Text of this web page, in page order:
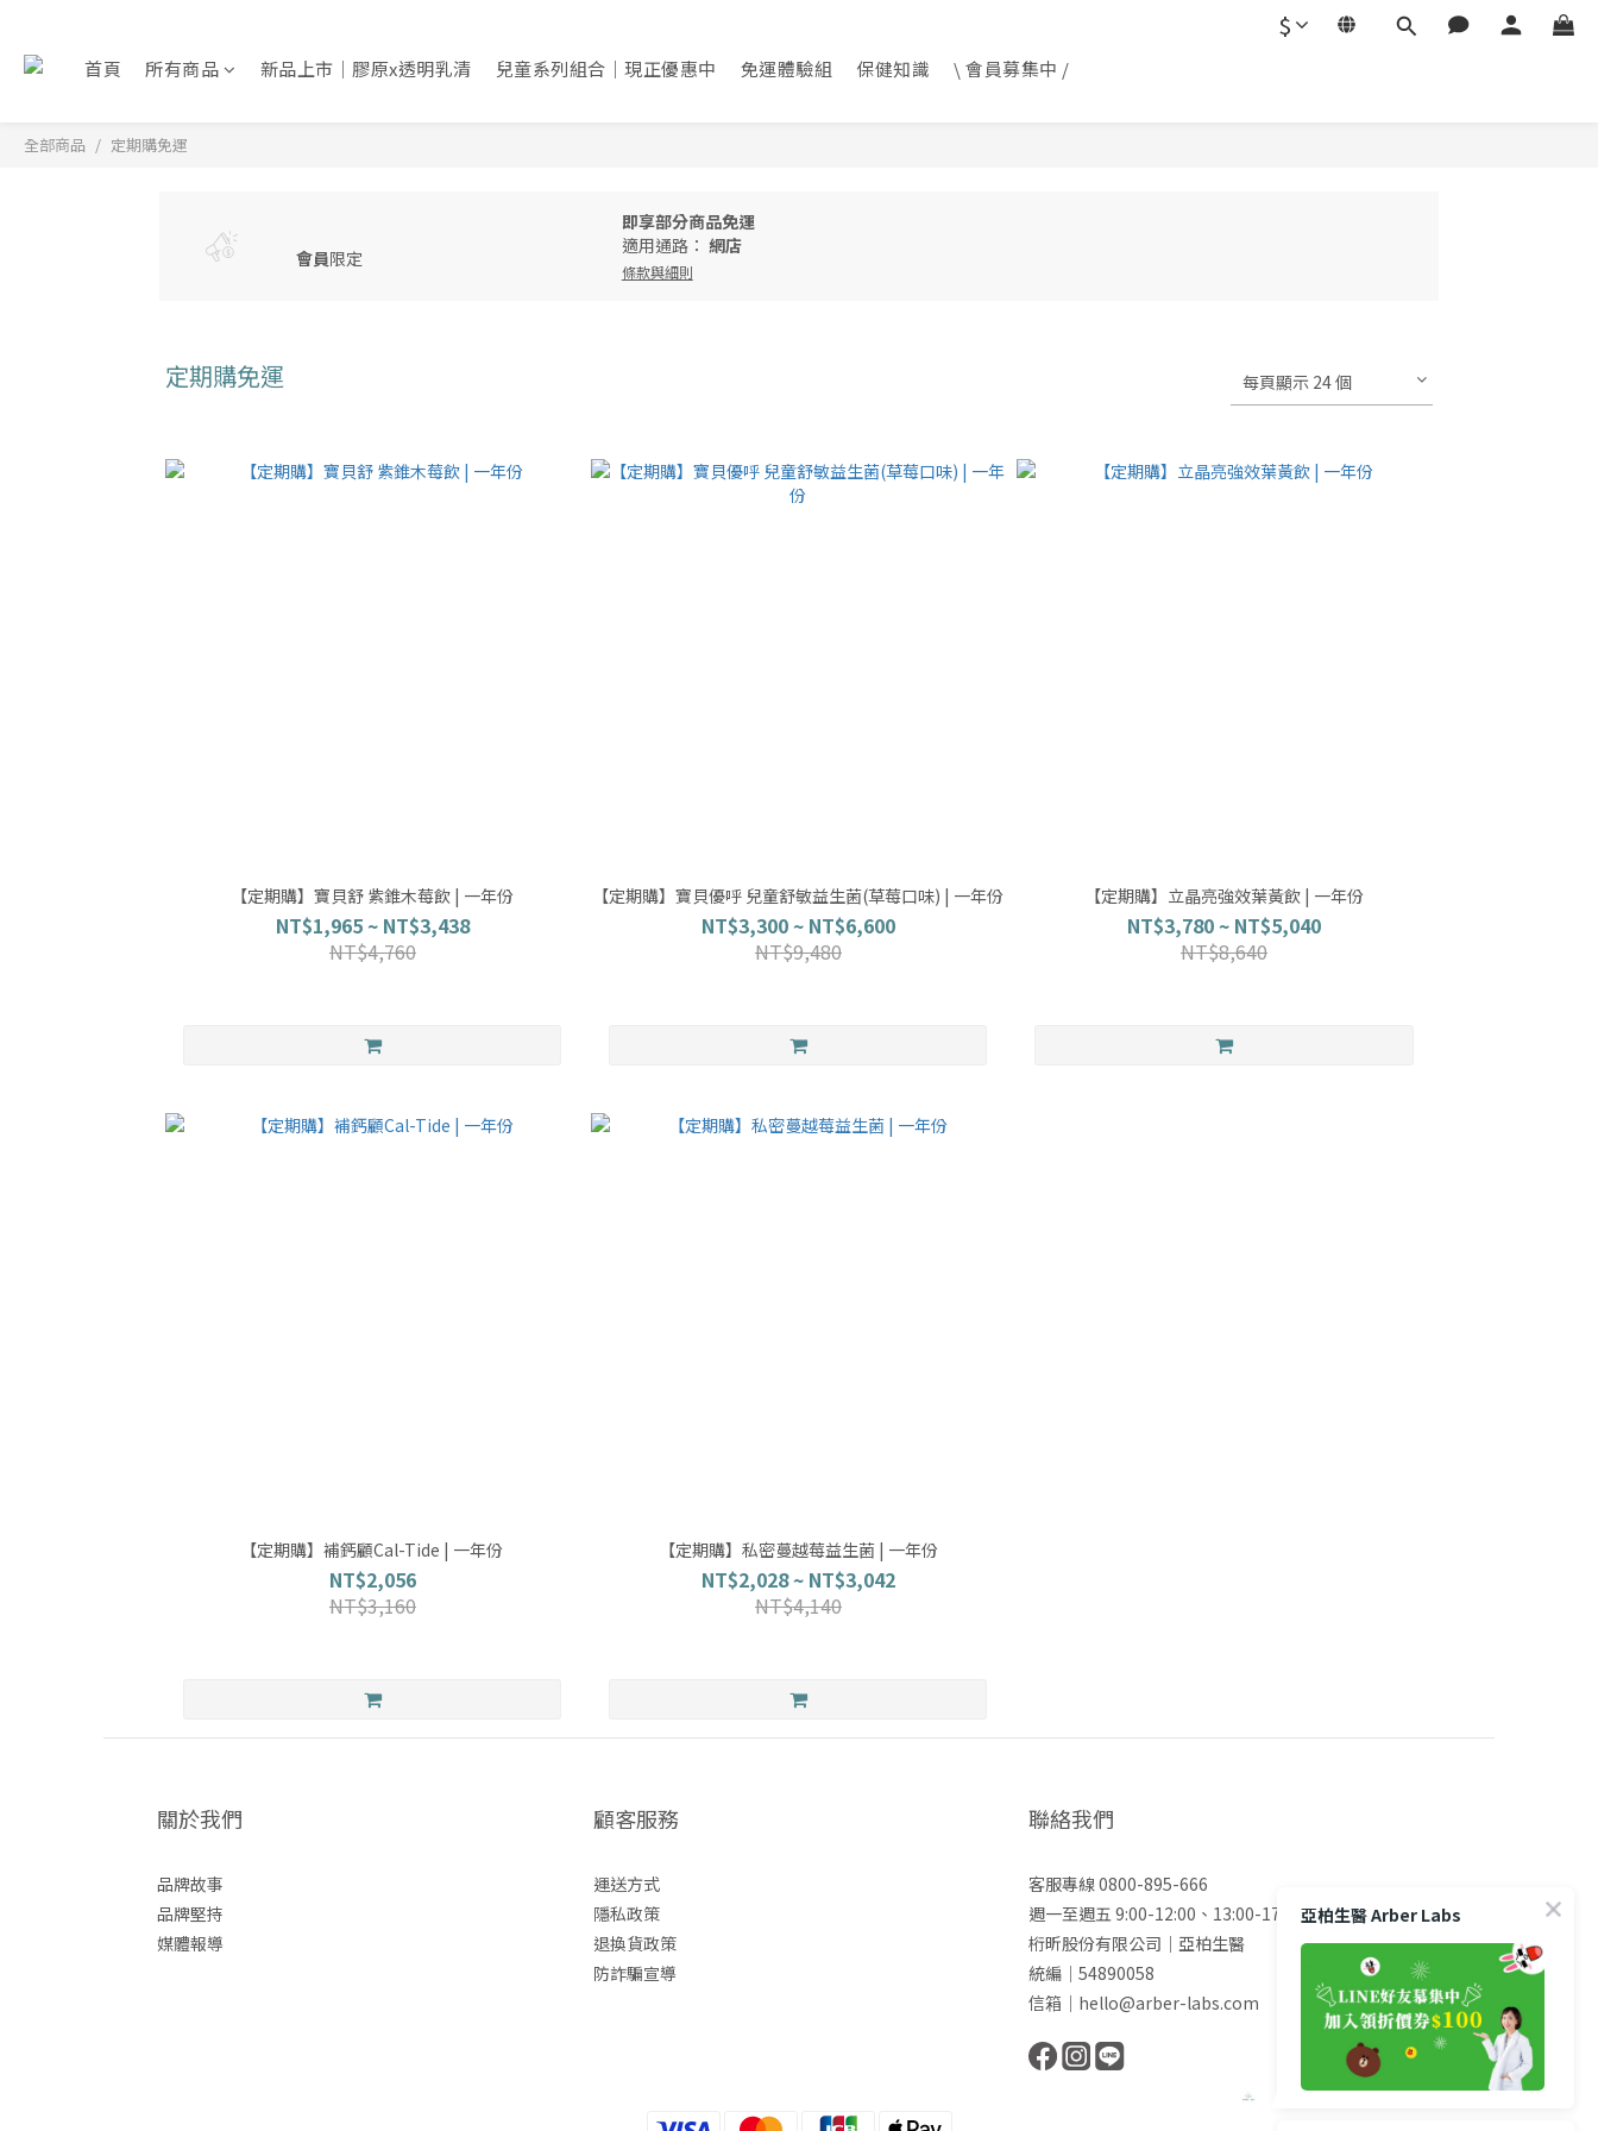
$
首頁 所有商品 新品上市｜膠原x透明乳清 兒童系列組合｜現正優惠中 免運體驗組 保健知識 \ 會員募集中 /
全部商品 定期購免運
會員限定
即享部分商品免運
適用通路： 網店
條款與細則
定期購免運 每頁顯示 24 個
【定期購】寶貝舒 紫錐木莓飲 | 一年份
NT$1,965 ~ NT$3,438
NT$4,760
【定期購】寶貝優呼 兒童舒敏益生菌(草莓口味) | 一年份
NT$3,300 ~ NT$6,600
NT$9,480
【定期購】立晶亮強效葉黃飲 | 一年份
NT$3,780 ~ NT$5,040
NT$8,640
【定期購】補鈣顧Cal-Tide | 一年份
NT$2,056
NT$3,160
【定期購】私密蔓越莓益生菌 | 一年份
NT$2,028 ~ NT$3,042
NT$4,140
關於我們
品牌故事
品牌堅持
媒體報導
顧客服務
運送方式
隱私政策
退換貨政策
防詐騙宣導
聯絡我們
客服專線 0800-895-666
週一至週五 9:00-12:00、13:00-17:00 (國定假日除外)
桁昕股份有限公司｜亞柏生醫
統編｜54890058
信箱｜hello@arber-labs.com
亞柏生醫 Arber Labs